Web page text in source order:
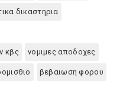
δικαστηρια
κβς νομιμες αποδοχες
βεβαιωση φορου